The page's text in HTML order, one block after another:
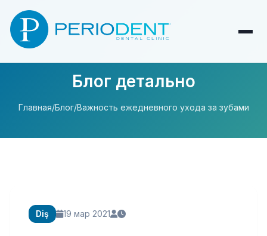
Блог детально
Главная/Блог/Важность ежедневного ухода за зубами
Diş 19 мар 2021